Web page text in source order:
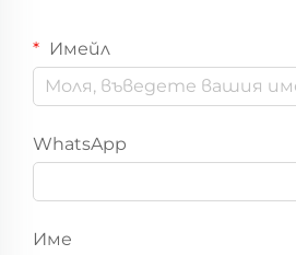
Имейл
WhatsApp
Име